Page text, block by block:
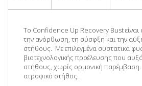
Το Confidence Up Recovery Bust είναι
την ανόρθωση, τη σύσφξη και την
στήθους. Με επιλεγμένα συστατικά
βιοτεχνολογικής προέλευσης που
στήθους, χωρίς ορμονική παρέμβαση.
ατροφικό στήθος.